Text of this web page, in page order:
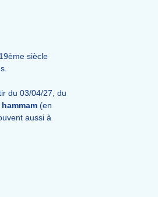
siècle
du 03/04/27, du
(en
aussi à